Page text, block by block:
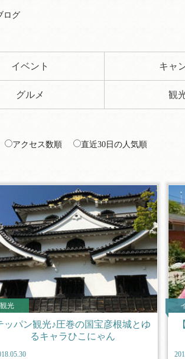
ログ
イベント キャ
グルメ 観
アクセス数順 直近30日の人気順
観光
ッパン観光♪圧巻の国宝彦根城とゆ
るキャラひこにゃん